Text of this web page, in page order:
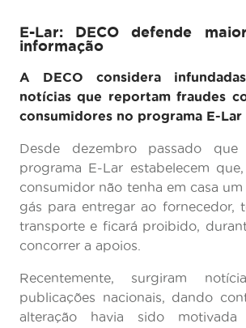
E-Lar: DECO defende
informação
A DECO considera
notícias que reportam fraudes
consumidores no programa E-Lar
Desde dezembro passado
programa E-Lar estabelecem
consumidor não tenha em casa
gás para entregar ao fornecedor,
transporte e ficará proibido,
concorrer a apoios.
Recentemente, surgiram
publicações nacionais, dando
alteração havia sido